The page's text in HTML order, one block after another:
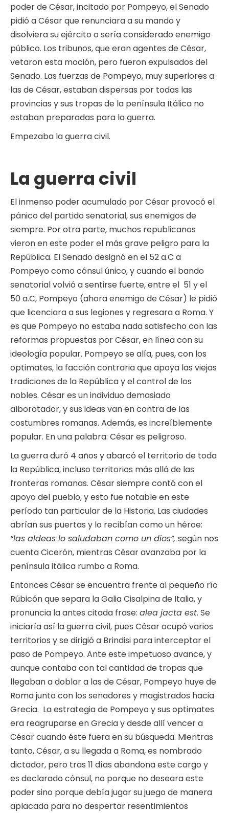
poder de César, incitado por Pompeyo, el Senado
pidió a César que renunciara a su mando y
disolviera su ejército o sería considerado enemigo
público. Los tribunos, que eran agentes de César,
vetaron esta moción, pero fueron expulsados del
Senado. Las fuerzas de Pompeyo, muy superiores a
las de César, estaban dispersas por todas las
provincias y sus tropas de la península Itálica no
estaban preparadas para la guerra.
Empezaba la guerra civil.
La guerra civil
El inmenso poder acumulado por César provocó el
pánico del partido senatorial, sus enemigos de
siempre. Por otra parte, muchos republicanos
vieron en este poder el más grave peligro para la
República. El Senado designó en el 52 a.C a
Pompeyo como cónsul único, y cuando el bando
senatorial volvió a sentirse fuerte, entre el 51 y el
50 a.C, Pompeyo (ahora enemigo de César) le pidió
que licenciara a sus legiones y regresara a Roma. Y
es que Pompeyo no estaba nada satisfecho con las
reformas propuestas por César, en línea con su
ideología popular. Pompeyo se alía, pues, con los
optimates, la facción contraria que apoya las viejas
tradiciones de la República y el control de los
nobles. César es un individuo demasiado
alborotador, y sus ideas van en contra de las
costumbres romanas. Además, es increíblemente
popular. En una palabra: César es peligroso.
La guerra duró 4 años y abarcó el territorio de toda
la República, incluso territorios más allá de las
fronteras romanas. César siempre contó con el
apoyo del pueblo, y esto fue notable en este
período tan particular de la Historia. Las ciudades
abrían sus puertas y lo recibían como un héroe:
“las aldeas lo saludaban como un dios”, según nos
cuenta Cicerón, mientras César avanzaba por la
península itálica rumbo a Roma.
Entonces César se encuentra frente al pequeño río
Rúbicón que separa la Galia Cisalpina de Italia, y
pronuncia la antes citada frase: alea jacta est. Se
iniciaría así la guerra civil, pues César ocupó varios
territorios y se dirigió a Brindisi para interceptar el
paso de Pompeyo. Ante este impetuoso avance, y
aunque contaba con tal cantidad de tropas que
llegaban a doblar a las de César, Pompeyo huye de
Roma junto con los senadores y magistrados hacia
Grecia. La estrategia de Pompeyo y sus optimates
era reagruparse en Grecia y desde allí vencer a
César cuando éste fuera en su búsqueda. Mientras
tanto, César, a su llegada a Roma, es nombrado
dictador, pero tras 11 días abandona este cargo y
es declarado cónsul, no porque no deseara este
poder sino porque debía jugar su juego de manera
aplacada para no despertar resentimientos